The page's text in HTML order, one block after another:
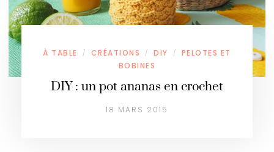
À TABLE / CRÉATIONS / DIY /
PELOTES ET
BOBINES
DIY : un pot ananas en crochet
18 MARS 2015